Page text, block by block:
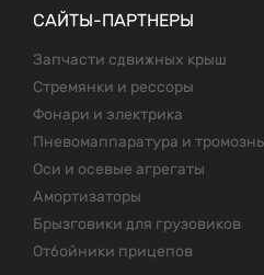
САЙТЫ-ПАРТНЕРЫ
Запчасти сдвижных крыш
Стремянки и рессоры
Фонари и электрика
Пневомаппаратура и
Оси и осевые агрегаты
Амортизаторы
Брызговики для грузовиков
Отбойники прицепов